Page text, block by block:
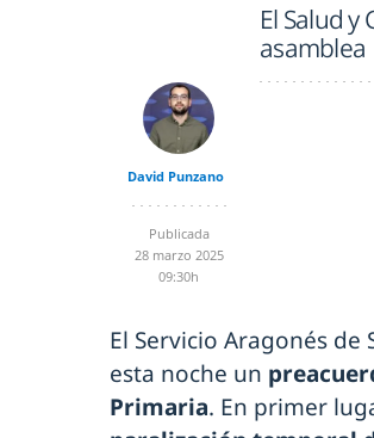
El Salud
asamblea
David Punzano
Publicada
28 marzo 2025
09:30h
El Servicio Aragonés de
esta noche un
Primaria. En primer